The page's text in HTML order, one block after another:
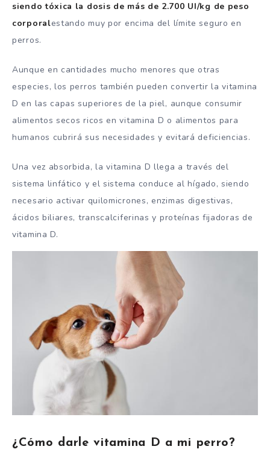
siendo tóxica la dosis de más de 2.700 UI/kg de peso
corporalestando muy por encima del límite seguro en
perros.
Aunque en cantidades mucho menores que otras
especies, los perros también pueden convertir la vitamina
D en las capas superiores de la piel, aunque consumir
alimentos secos ricos en vitamina D o alimentos para
humanos cubrirá sus necesidades y evitará deficiencias.
Una vez absorbida, la vitamina D llega a través del
sistema linfático y el sistema conduce al hígado, siendo
necesario activar quilomicrones, enzimas digestivas,
ácidos biliares, transcalciferinas y proteínas fijadoras de
vitamina D.
¿Cómo darle vitamina D a mi perro?